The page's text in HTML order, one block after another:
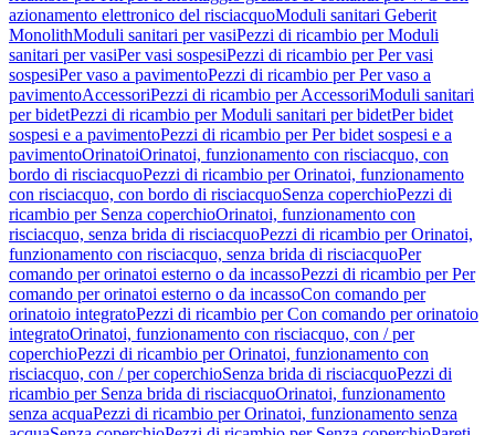
azionamento elettronico del risciacquoModuli sanitari Geberit
MonolithModuli sanitari per vasiPezzi di ricambio per Moduli
sanitari per vasiPer vasi sospesiPezzi di ricambio per Per vasi
sospesiPer vaso a pavimentoPezzi di ricambio per Per vaso a
pavimentoAccessoriPezzi di ricambio per AccessoriModuli sanitari
per bidetPezzi di ricambio per Moduli sanitari per bidetPer bidet
sospesi e a pavimentoPezzi di ricambio per Per bidet sospesi e a
pavimentoOrinatoiOrinatoi, funzionamento con risciacquo, con
bordo di risciacquoPezzi di ricambio per Orinatoi, funzionamento
con risciacquo, con bordo di risciacquoSenza coperchioPezzi di
ricambio per Senza coperchioOrinatoi, funzionamento con
risciacquo, senza brida di risciacquoPezzi di ricambio per Orinatoi,
funzionamento con risciacquo, senza brida di risciacquoPer
comando per orinatoi esterno o da incassoPezzi di ricambio per Per
comando per orinatoi esterno o da incassoCon comando per
orinatoio integratoPezzi di ricambio per Con comando per orinatoio
integratoOrinatoi, funzionamento con risciacquo, con / per
coperchioPezzi di ricambio per Orinatoi, funzionamento con
risciacquo, con / per coperchioSenza brida di risciacquoPezzi di
ricambio per Senza brida di risciacquoOrinatoi, funzionamento
senza acquaPezzi di ricambio per Orinatoi, funzionamento senza